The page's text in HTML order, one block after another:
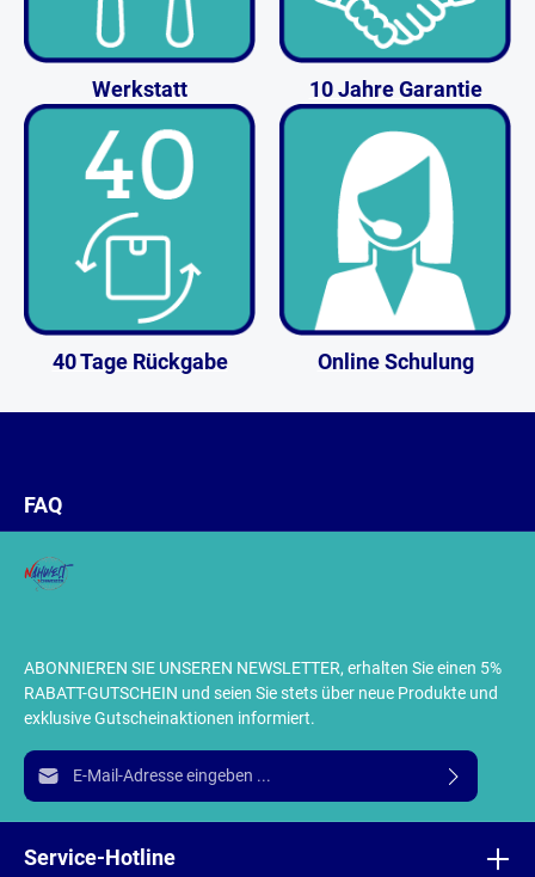
Werkstatt 10 Jahre Garantie
40 Tage Rückgabe Online Schulung
ABONNIEREN SIE UNSEREN NEWSLETTER, erhalten Sie einen 5%
RABATT-GUTSCHEIN und seien Sie stets über neue Produkte und
exklusive Gutscheinaktionen informiert.
E-Mail-Adresse*
Ich habe dieDatenschutzbestimmungenzur Kenntnis
einverstanden.
Service-Hotline
FAQ